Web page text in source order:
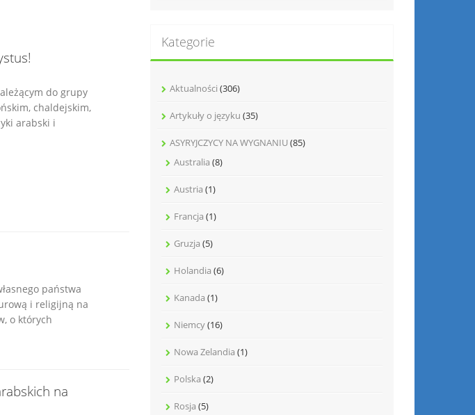
do grupy
chaldejskim,
arabski i
państwa
i religijną na
o których
na
Kategorie
Aktualności (306)
Artykuły o języku (35)
ASYRYJCZYCY NA WYGNANIU(85)
Australia (8)
Austria (1)
Francja (1)
Gruzja (5)
Holandia (6)
Kanada (1)
Niemcy(16)
Nowa Zelandia (1)
Polska (2)
Rosja (5)